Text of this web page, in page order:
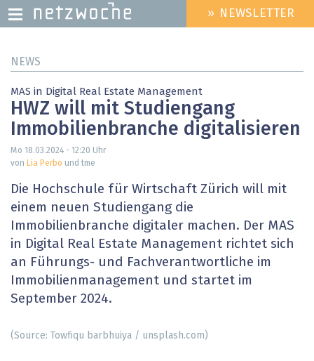
zum
HEADER
MENU
» NEWSLETTER
NEWS
MAS in Digital Real Estate Management
HWZ will mit Studiengang
Immobilienbranche digitalisieren
Mo 18.03.2024 - 12:20 Uhr
von Lia Perbo und tme
Die Hochschule für Wirtschaft Zürich will mit
einem neuen Studiengang die
Immobilienbranche digitaler machen. Der MAS
in Digital Real Estate Management richtet sich
an Führungs- und Fachverantwortliche im
Immobilienmanagement und startet im
September 2024.
(Source: Towfiqu barbhuiya / unsplash.com)